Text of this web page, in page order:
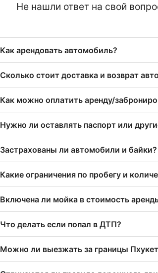
Не нашли ответ на свой
Как арендовать автомобиль?
Сколько стоит доставка и возврат
Как можно оплатить аренду/
Нужно ли оставлять паспорт или
Застрахованы ли автомобили и байки?
Какие ограничения по пробегу и
Включена ли мойка в стоимость
Что делать если попал в ДТП?
Можно ли выезжать за границы